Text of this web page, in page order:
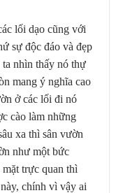
lối dạo cũng với
sự độc đáo và đẹp
nhìn thấy nó thự
mang ý nghĩa cao
ở các lối đi nó
cào làm những
xa thì sân vườn
như một bức
trực quan thì
chính vì vậy ai